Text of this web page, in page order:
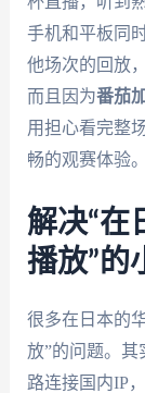
手机和平板同
他场次的回放
而且因为番茄
用担心看完整
畅的观赛体验。
解决“在
播放”的
很多在日本的
放”的问题。其
路连接国内IP